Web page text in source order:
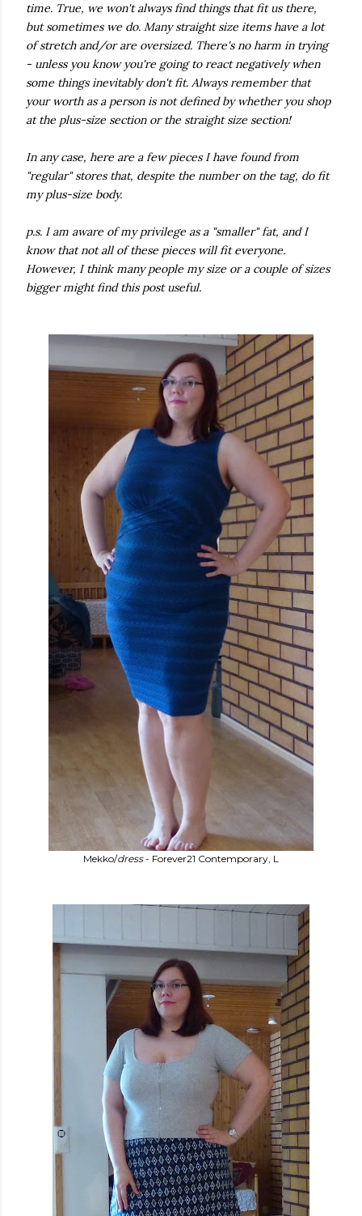
time. True, we won't always find things that fit us there,
but sometimes we do. Many straight size items have a lot
of stretch and/or are oversized. There's no harm in trying
- unless you know you're going to react negatively when
some things inevitably don't fit. Always remember that
your worth as a person is not defined by whether you shop
at the plus-size section or the straight size section!
In any case, here are a few pieces I have found from
"regular" stores that, despite the number on the tag, do fit
my plus-size body.
p.s. I am aware of my privilege as a "smaller" fat, and I
know that not all of these pieces will fit everyone.
However, I think many people my size or a couple of sizes
bigger might find this post useful.
Mekko/dress- Forever21 Contemporary, L